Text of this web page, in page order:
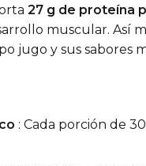
27 g de proteína
muscular. Así
jugo y sus sabores
: Cada porción de